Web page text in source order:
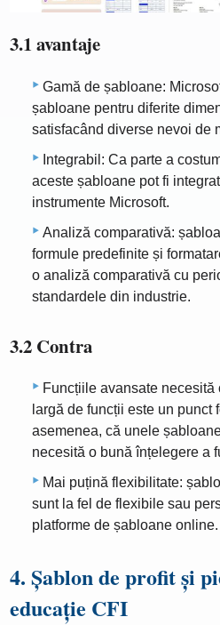
3.1 avantaje
Gamă de șabloane:
șabloane pentru diferite
satisfacând diverse nevoi de
Integrabil: Ca parte a
aceste șabloane pot fi
instrumente Microsoft.
Analiză comparativă:
formule predefinite și
o analiză comparativă cu
standardele din industrie.
3.2 Contra
Funcțiile avansate necesită
largă de funcții este un punct
asemenea, că unele
necesită o bună înțelegere a
Mai puțină flexibilitate:
sunt la fel de flexibile sau
platforme de șabloane online.
4. Șablon de profit și
educație CFI